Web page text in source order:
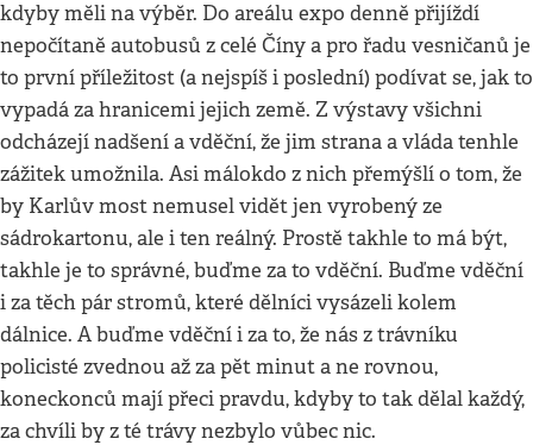
kdyby měli na výběr. Do areálu expo denně přijíždí
nepočítaně autobusů z celé Číny a pro řadu vesničanů je
to první příležitost (a nejspíš i poslední) podívat se, jak to
vypadá za hranicemi jejich země. Z výstavy všichni
odcházejí nadšení a vděční, že jim strana a vláda tenhle
zážitek umožnila. Asi málokdo z nich přemýšlí o tom, že
by Karlův most nemusel vidět jen vyrobený ze
sádrokartonu, ale i ten reálný. Prostě takhle to má být,
takhle je to správné, buďme za to vděční. Buďme vděční
i za těch pár stromů, které dělníci vysázeli kolem
dálnice. A buďme vděční i za to, že nás z trávníku
policisté zvednou až za pět minut a ne rovnou,
koneckonců mají přeci pravdu, kdyby to tak dělal každý,
za chvíli by z té trávy nezbylo vůbec nic.